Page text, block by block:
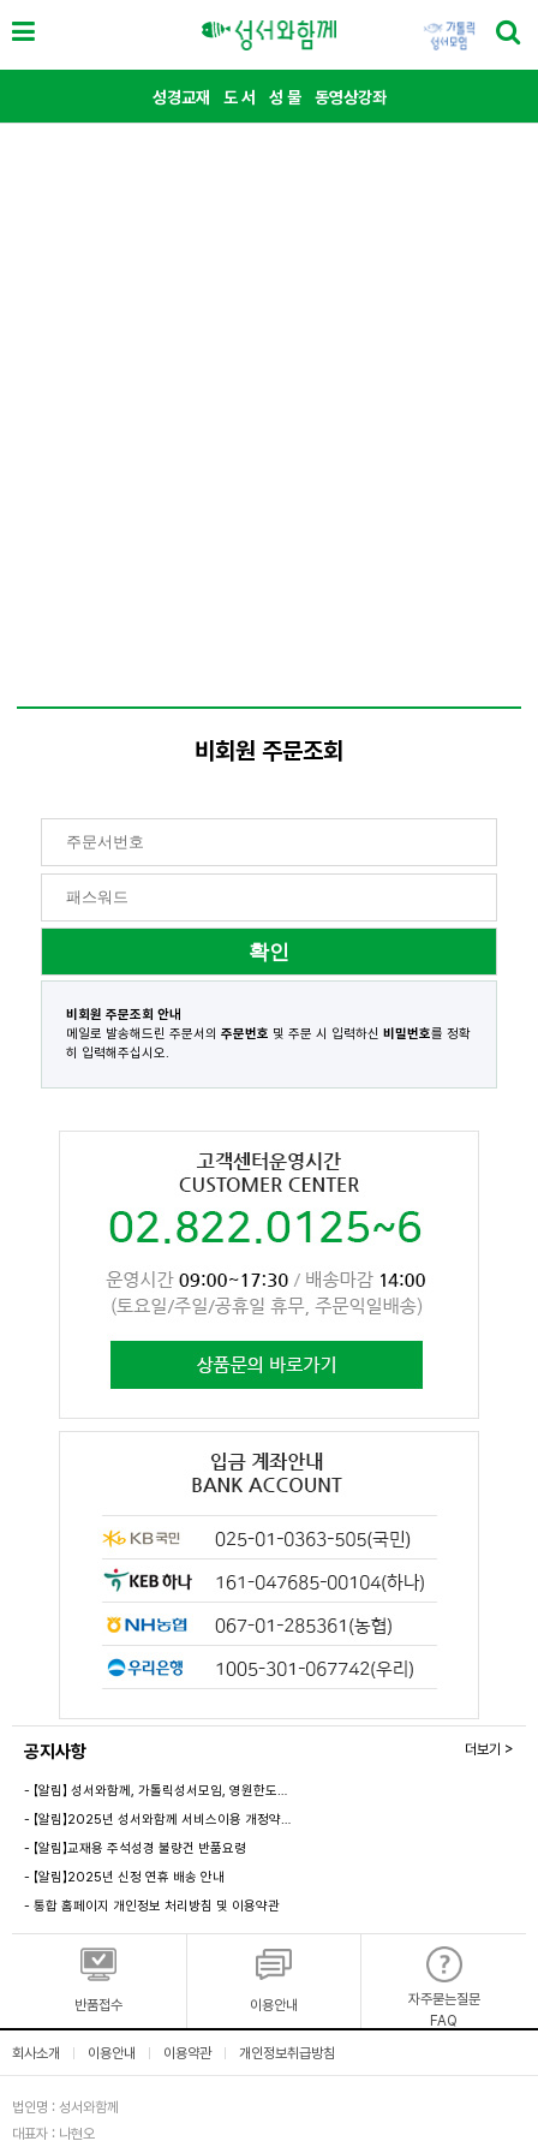
성경교재 도 서 성 물 동영상강좌
비회원 주문조회
비회원 주문조회 안내
메일로 발송해드린 주문서의 주문번호 및 주문 시 입력하신 비밀번호를 정확
히 입력해주십시오.
공지사항
- 【알림】 성서와함께, 가톨릭성서모임, 영원한도…
- 【알림】2025년 성서와함께 서비스이용 개정약…
- 【알림】교재용 주석성경 불량건 반품요령
- 【알림】2025년 신정 연휴 배송 안내
- 통합 홈페이지 개인정보 처리방침 및 이용약관
더보기 >
반품접수 이용안내
자주묻는질문
FAQ
회사소개
이용안내 이용약관 개인정보취급방침
법인명 : 성서와함께
대표자 : 나현오